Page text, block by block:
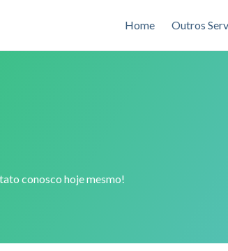
Home Outros
conosco hoje mesmo!